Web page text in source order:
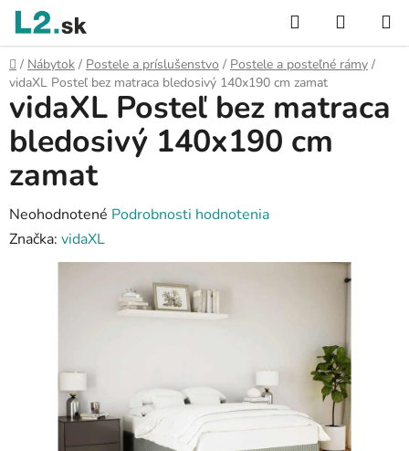
Prejsť
obsah
Hľadať
KOŠÍK
Domov
/ Nábytok / Postele a príslušenstvo / Postele a posteľné rámy /
vidaXL Posteľ bez matraca bledosivý 140x190 cm zamat
vidaXL Posteľ bez matraca
bledosivý 140x190 cm
zamat
Priemerné
hodnotenie
produktu
hviezdičiek.
Neohodnotené Podrobnosti hodnotenia
Značka: vidaXL